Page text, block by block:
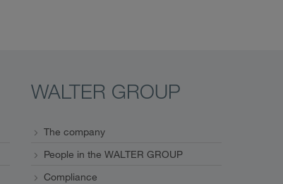
WALTER GROUP
The company
People in the WALTER GROUP
Compliance